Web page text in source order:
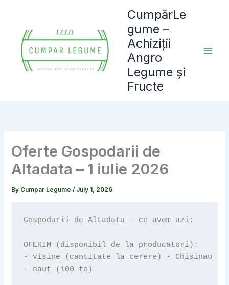
content
CumpărLe
gume –
Achiziții
Angro
Legume și
Fructe
Oferte Gospodarii de
Altadata – 1 iulie 2026
By Cumpar Legume/ July 1, 2026
Gospodarii de Altadata - ce avem azi:
OFERIM (disponibil de la producatori):
- visine (cantitate la cerere) - Chisinau
- naut (100 to)